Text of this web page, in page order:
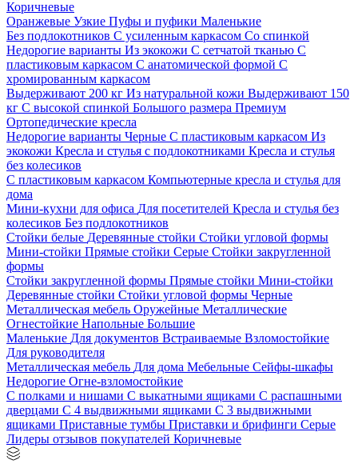
Коричневые
Оранжевые Узкие Пуфы и пуфики Маленькие
Без подлокотников С усиленным каркасом Со спинкой
Недорогие варианты Из экокожи С сетчатой тканью С
пластиковым каркасом С анатомической формой С
хромированным каркасом
Выдерживают 200 кг Из натуральной кожи Выдерживают 150
кг С высокой спинкой Большого размера Премиум
Ортопедические кресла
Недорогие варианты Черные С пластиковым каркасом Из
экокожи Кресла и стулья с подлокотниками Кресла и стулья
без колесиков
С пластиковым каркасом Компьютерные кресла и стулья для
дома
Мини-кухни для офиса Для посетителей Кресла и стулья без
колесиков Без подлокотников
Стойки белые Деревянные стойки Стойки угловой формы
Мини-стойки Прямые стойки Серые Стойки закругленной
формы
Стойки закругленной формы Прямые стойки Мини-стойки
Деревянные стойки Стойки угловой формы Черные
Металлическая мебель Оружейные Металлические
Огнестойкие Напольные Большие
Маленькие Для документов Встраиваемые Взломостойкие
Для руководителя
Металлическая мебель Для дома Мебельные Сейфы-шкафы
Недорогие Огне-взломостойкие
С полками и нишами С выкатными ящиками С распашными
дверцами С 4 выдвижными ящиками С 3 выдвижными
ящиками Приставные тумбы Приставки и брифинги Серые
Лидеры отзывов покупателей Коричневые